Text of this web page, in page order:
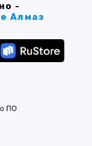
-
Алмаз